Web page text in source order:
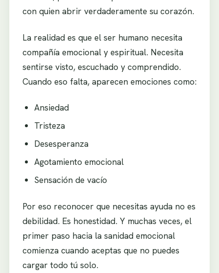
con quien abrir verdaderamente su corazón.
La realidad es que el ser humano necesita
compañía emocional y espiritual. Necesita
sentirse visto, escuchado y comprendido.
Cuando eso falta, aparecen emociones como:
Ansiedad
Tristeza
Desesperanza
Agotamiento emocional
Sensación de vacío
Por eso reconocer que necesitas ayuda no es
debilidad. Es honestidad. Y muchas veces, el
primer paso hacia la sanidad emocional
comienza cuando aceptas que no puedes
cargar todo tú solo.